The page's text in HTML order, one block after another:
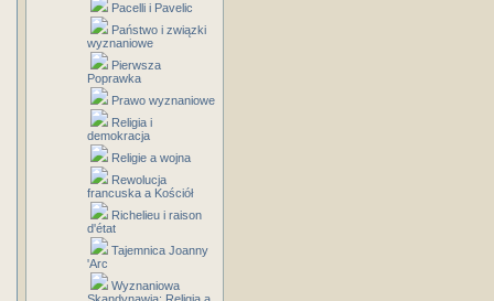
Pacelli i Pavelic
Państwo i związki
wyznaniowe
Pierwsza
Poprawka
Prawo wyznaniowe
Religia i
demokracja
Religie a wojna
Rewolucja
francuska a Kościół
Richelieu i raison
d'état
Tajemnica Joanny
'Arc
Wyznaniowa